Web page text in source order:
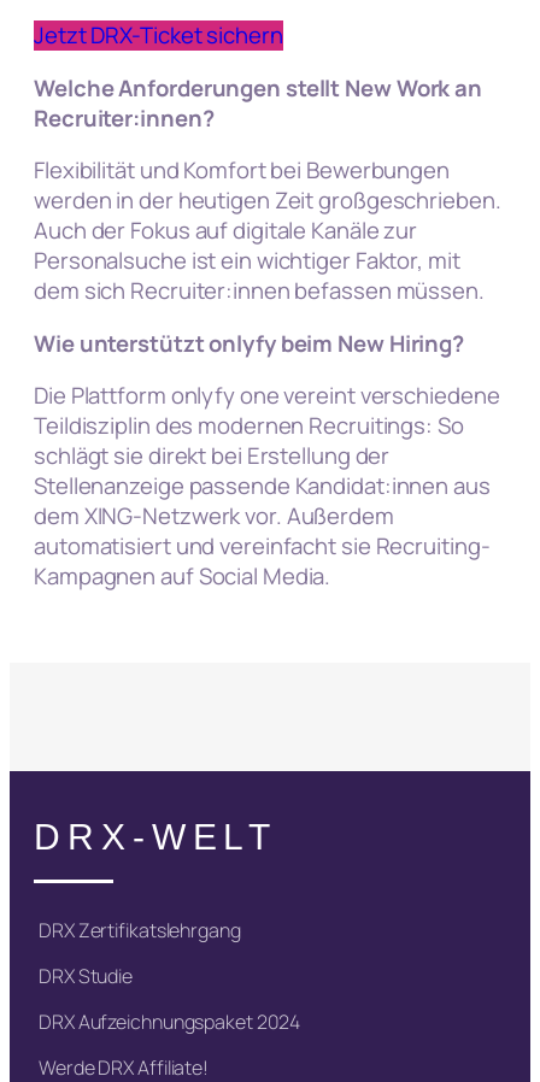
Jetzt DRX-Ticket sichern
Welche Anforderungen stellt New Work an
Recruiter:innen?
Flexibilität und Komfort bei Bewerbungen
werden in der heutigen Zeit großgeschrieben.
Auch der Fokus auf digitale Kanäle zur
Personalsuche ist ein wichtiger Faktor, mit
dem sich Recruiter:innen befassen müssen.
Wie unterstützt onlyfy beim New Hiring?
Die Plattform onlyfy one vereint verschiedene
Teildisziplin des modernen Recruitings: So
schlägt sie direkt bei Erstellung der
Stellenanzeige passende Kandidat:innen aus
dem XING-Netzwerk vor. Außerdem
automatisiert und vereinfacht sie Recruiting-
Kampagnen auf Social Media.
DRX-WELT
DRX Zertifikatslehrgang
DRX Studie
DRX Aufzeichnungspaket 2024
Werde DRX Affiliate!